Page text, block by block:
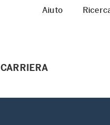
Aiuto
CARRIERA